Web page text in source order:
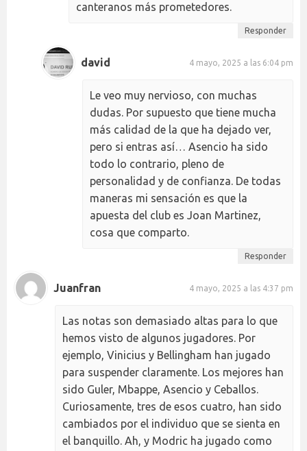
canteranos más prometedores.
Responder
david 4 mayo, 2025 a las 6:04 pm
Le veo muy nervioso, con muchas
dudas. Por supuesto que tiene mucha
más calidad de la que ha dejado ver,
pero si entras así… Asencio ha sido
todo lo contrario, pleno de
personalidad y de confianza. De todas
maneras mi sensación es que la
apuesta del club es Joan Martinez,
cosa que comparto.
Responder
Juanfran 4 mayo, 2025 a las 4:37 pm
Las notas son demasiado altas para lo que
hemos visto de algunos jugadores. Por
ejemplo, Vinicius y Bellingham han jugado
para suspender claramente. Los mejores han
sido Guler, Mbappe, Asencio y Ceballos.
Curiosamente, tres de esos cuatro, han sido
cambiados por el individuo que se sienta en
el banquillo. Ah, y Modric ha jugado como